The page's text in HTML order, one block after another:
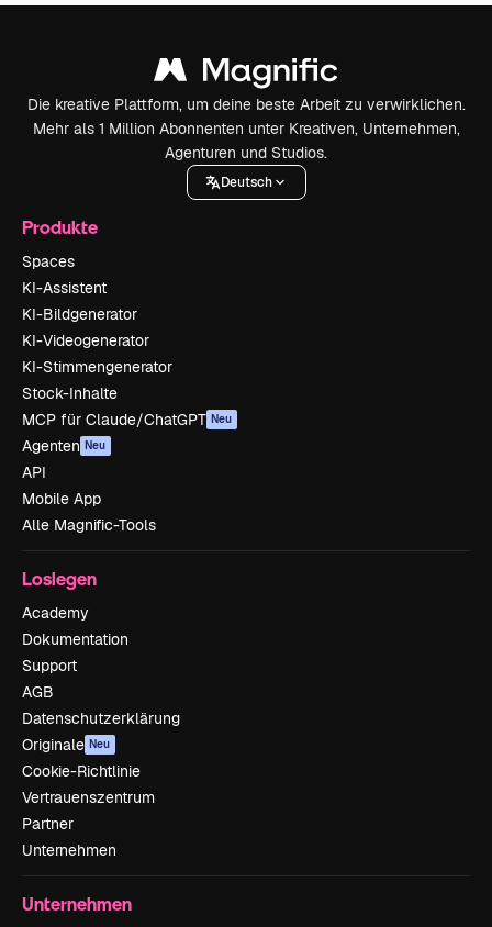
Die kreative Plattform, um deine beste Arbeit zu verwirklichen.
Mehr als 1 Million Abonnenten unter Kreativen, Unternehmen,
Agenturen und Studios.
Deutsch
Produkte
Spaces
KI-Assistent
KI-Bildgenerator
KI-Videogenerator
KI-Stimmengenerator
Stock-Inhalte
MCP für Claude/ChatGPT Neu
Agenten Neu
API
Mobile App
Alle Magnific-Tools
Loslegen
Academy
Dokumentation
Support
AGB
Datenschutzerklärung
Originale Neu
Cookie-Richtlinie
Vertrauenszentrum
Partner
Unternehmen
Unternehmen